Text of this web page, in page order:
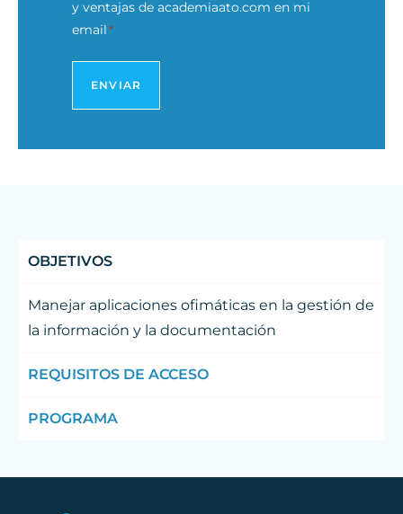
*
y ventajas de academiaato.com en mi
email*
OBJETIVOS
Manejar aplicaciones ofimáticas en la gestión de
la información y la documentación
REQUISITOS DE ACCESO
PROGRAMA